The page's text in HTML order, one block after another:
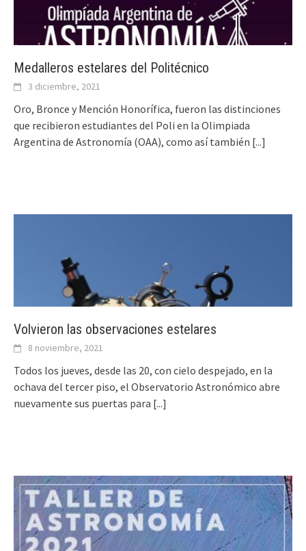
Medalleros estelares del Politécnico
3 diciembre, 2021
Oro, Bronce y Mención Honorífica, fueron las distinciones
que recibieron estudiantes del Poli en la Olimpiada
Argentina de Astronomía (OAA), como así también [...]
Volvieron las observaciones estelares
8 noviembre, 2021
Todos los jueves, desde las 20, con cielo despejado, en la
ochava del tercer piso, el Observatorio Astronómico abre
nuevamente sus puertas para [...]